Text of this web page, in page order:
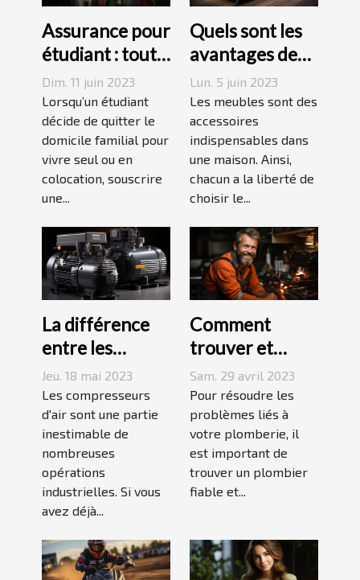
Assurance pour
étudiant : tout
ce qu’il faut
savoir avant de
choisir
Dim. 11 juin 2023
Lorsqu’un étudiant
décide de quitter le
domicile familial pour
vivre seul ou en
colocation, souscrire
une...
Quels sont les
avantages des
tables basses
industrielles ?
Lun. 5 juin 2023
Les meubles sont des
accessoires
indispensables dans
une maison. Ainsi,
chacun a la liberté de
choisir le...
La différence
entre les
compresseurs à
piston et à vis
Jeu. 18 mai 2023
Les compresseurs
d'air sont une partie
inestimable de
nombreuses
opérations
industrielles. Si vous
avez déjà...
Comment
trouver et
choisir un bon
plombier à Evry
?
Sam. 29 avril 2023
Pour résoudre les
problèmes liés à
votre plomberie, il
est important de
trouver un plombier
fiable et...